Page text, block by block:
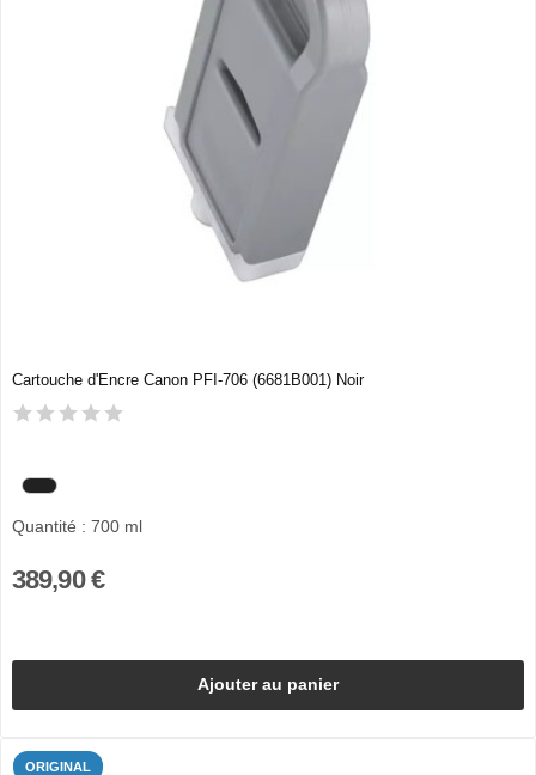
Cartouche d'Encre Canon PFI-706 (6681B001) Noir
Quantité : 700 ml
389,90 €
Ajouter au panier
ORIGINAL